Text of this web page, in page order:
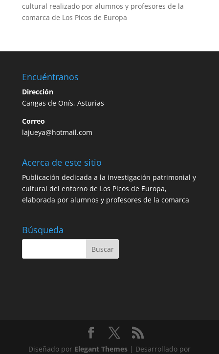
cultural realizado por alumnos y profesores de la
comarca de Los Picos de Europa
Encuéntranos
Dirección
Cangas de Onís, Asturias
Correo
lajueya@hotmail.com
Acerca de este sitio
Publicación dedicada a la investigación patrimonial y
cultural del entorno de Los Picos de Europa,
elaborada por alumnos y profesores de la comarca
Búsqueda
Diseñado por Elegant Themes| Desarrollado por